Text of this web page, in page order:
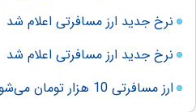
نرخ جدید ارز مسافرتی اعلام شد
نرخ جدید ارز مسافرتی اعلام شد
ارز مسافرتی 10 هزار تومان می‌شود؟